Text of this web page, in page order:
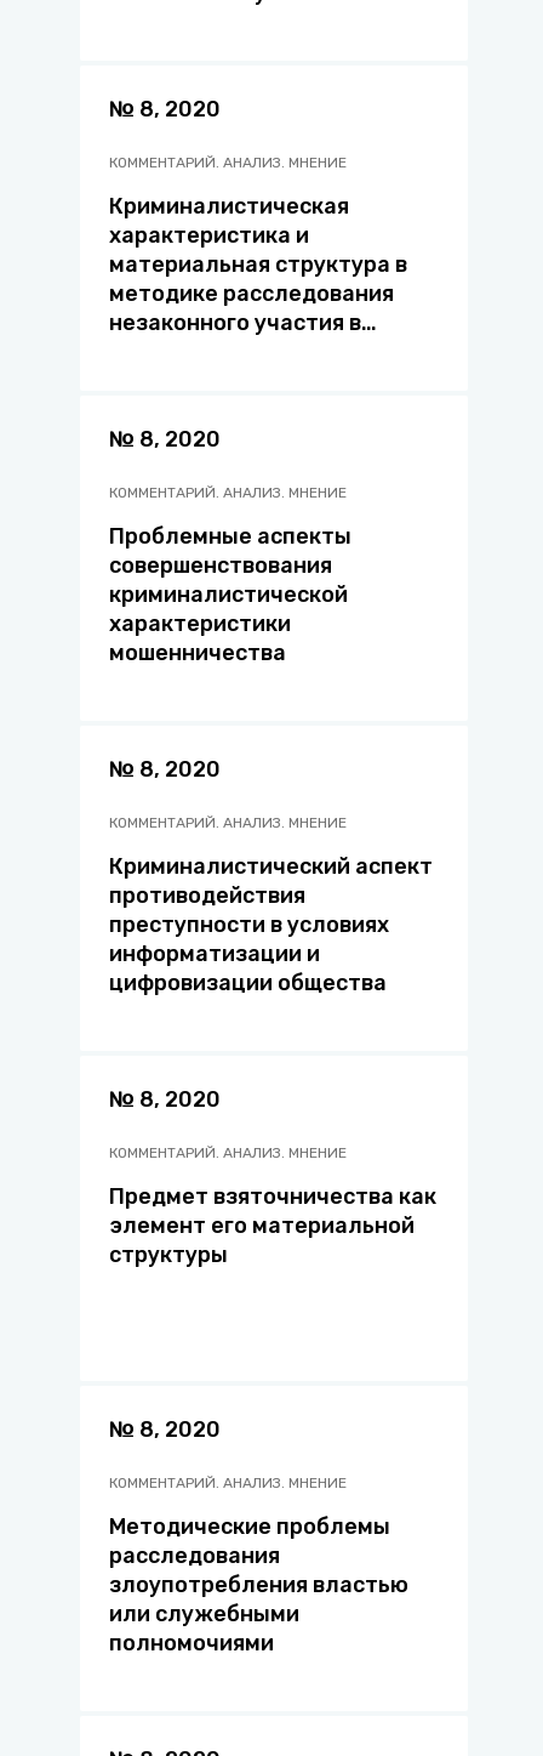
№ 8, 2020
КОММЕНТАРИЙ. АНАЛИЗ. МНЕНИЕ
Криминалистическая
характеристика и
материальная структура в
методике расследования
незаконного участия в
№ 8, 2020
КОММЕНТАРИЙ. АНАЛИЗ. МНЕНИЕ
Проблемные аспекты
совершенствования
криминалистической
характеристики
мошенничества
№ 8, 2020
КОММЕНТАРИЙ. АНАЛИЗ. МНЕНИЕ
Криминалистический аспект
противодействия
преступности в условиях
информатизации и
цифровизации общества
№ 8, 2020
КОММЕНТАРИЙ. АНАЛИЗ. МНЕНИЕ
Предмет взяточничества как
элемент его материальной
структуры
№ 8, 2020
КОММЕНТАРИЙ. АНАЛИЗ. МНЕНИЕ
Методические проблемы
расследования
злоупотребления властью
или служебными
полномочиями